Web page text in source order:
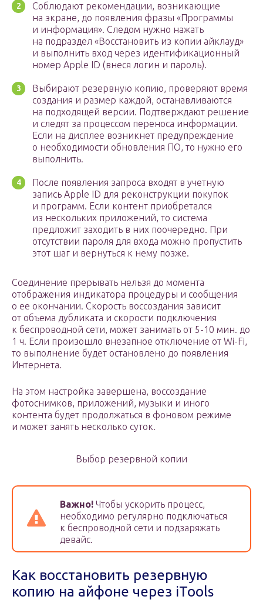
Соблюдают рекомендации, возникающие
на экране, до появления фразы «Программы
и информация». Следом нужно нажать
на подраздел «Восстановить из копии айклауд»
и выполнить вход через идентификационный
номер Apple ID (внеся логин и пароль).
Выбирают резервную копию, проверяют время
создания и размер каждой, останавливаются
на подходящей версии. Подтверждают решение
и следят за процессом переноса информации.
Если на дисплее возникнет предупреждение
о необходимости обновления ПО, то нужно его
выполнить.
После появления запроса входят в учетную
запись Apple ID для реконструкции покупок
и программ. Если контент приобретался
из нескольких приложений, то система
предложит заходить в них поочередно. При
отсутствии пароля для входа можно пропустить
этот шаг и вернуться к нему позже.
Соединение прерывать нельзя до момента
отображения индикатора процедуры и сообщения
о ее окончании. Скорость воссоздания зависит
от объема дубликата и скорости подключения
к беспроводной сети, может занимать от 5-10 мин. до
1 ч. Если произошло внезапное отключение от Wi-Fi,
то выполнение будет остановлено до появления
Интернета.
На этом настройка завершена, воссоздание
фотоснимков, приложений, музыки и иного
контента будет продолжаться в фоновом режиме
и может занять несколько суток.
Выбор резервной копии
Важно! Чтобы ускорить процесс,
необходимо регулярно подключаться
к беспроводной сети и подзаряжать
девайс.
Как восстановить резервную
копию на айфоне через iTools